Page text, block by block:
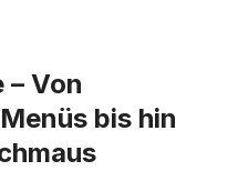
– Von
bis hin